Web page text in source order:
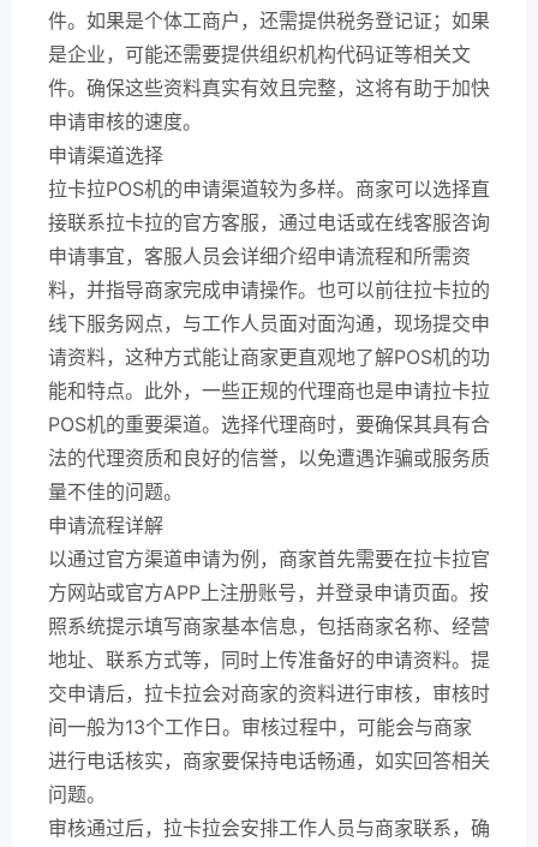
件。如果是个体工商户，还需提供税务登记证；如果
是企业，可能还需要提供组织机构代码证等相关文
件。确保这些资料真实有效且完整，这将有助于加快
申请审核的速度。
申请渠道选择
拉卡拉POS机的申请渠道较为多样。商家可以选择直
接联系拉卡拉的官方客服，通过电话或在线客服咨询
申请事宜，客服人员会详细介绍申请流程和所需资
料，并指导商家完成申请操作。也可以前往拉卡拉的
线下服务网点，与工作人员面对面沟通，现场提交申
请资料，这种方式能让商家更直观地了解POS机的功
能和特点。此外，一些正规的代理商也是申请拉卡拉
POS机的重要渠道。选择代理商时，要确保其具有合
法的代理资质和良好的信誉，以免遭遇诈骗或服务质
量不佳的问题。
申请流程详解
以通过官方渠道申请为例，商家首先需要在拉卡拉官
方网站或官方APP上注册账号，并登录申请页面。按
照系统提示填写商家基本信息，包括商家名称、经营
地址、联系方式等，同时上传准备好的申请资料。提
交申请后，拉卡拉会对商家的资料进行审核，审核时
间一般为13个工作日。审核过程中，可能会与商家
进行电话核实，商家要保持电话畅通，如实回答相关
问题。
审核通过后，拉卡拉会安排工作人员与商家联系，确